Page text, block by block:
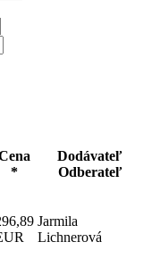
*
Dodávateľ
Odberateľ
Jarmila
Lichnerová